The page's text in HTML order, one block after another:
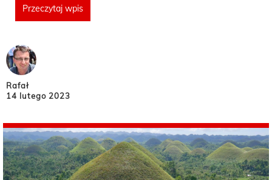
Przeczytaj wpis
Rafał
14 lutego 2023